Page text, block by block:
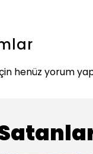
henüz yorum